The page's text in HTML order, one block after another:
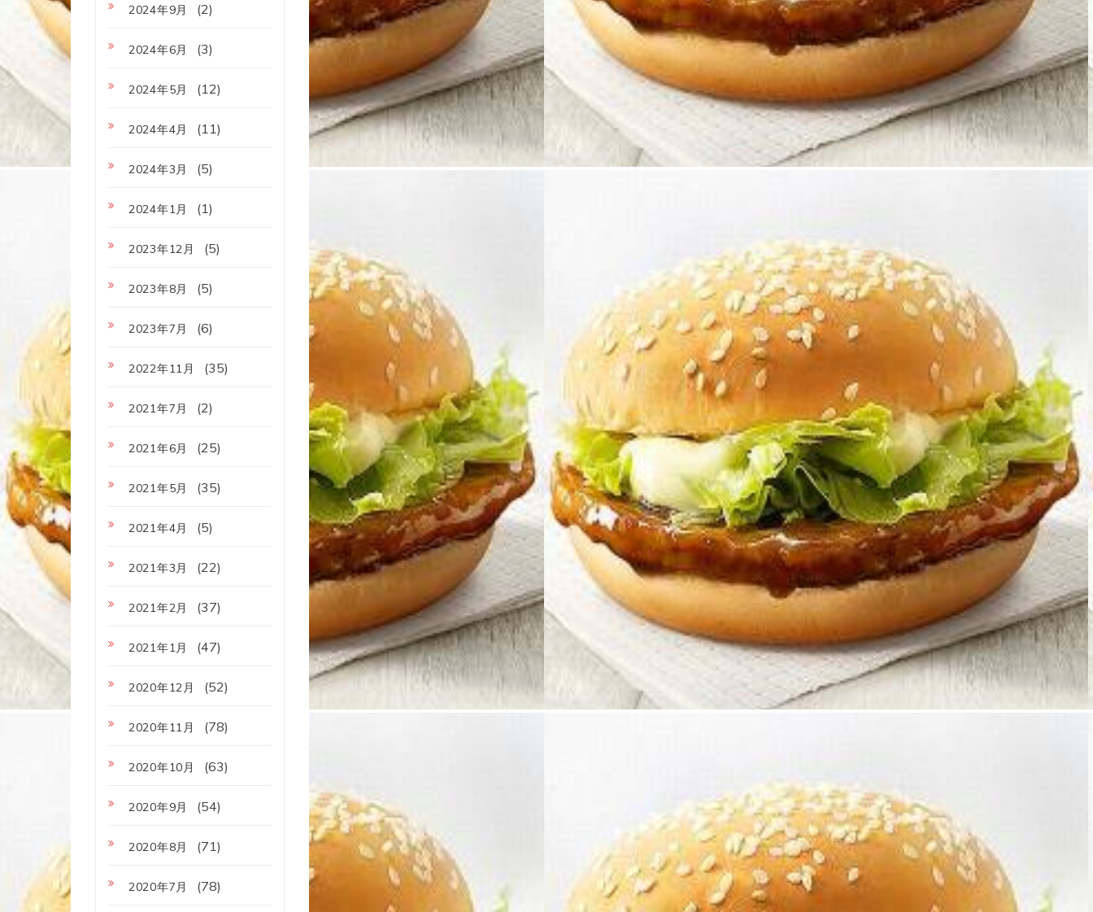
2024年9月 (2)
2024年6月 (3)
2024年5月 (12)
2024年4月 (11)
2024年3月 (5)
2024年1月 (1)
2023年12月 (5)
2023年8月 (5)
2023年7月 (6)
2022年11月 (35)
2021年7月 (2)
2021年6月 (25)
2021年5月 (35)
2021年4月 (5)
2021年3月 (22)
2021年2月 (37)
2021年1月 (47)
2020年12月 (52)
2020年11月 (78)
2020年10月 (63)
2020年9月 (54)
2020年8月 (71)
2020年7月 (78)